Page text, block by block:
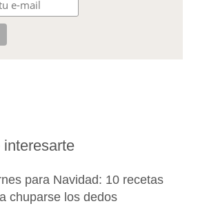
interesarte
para Navidad: 10 recetas
chuparse los dedos